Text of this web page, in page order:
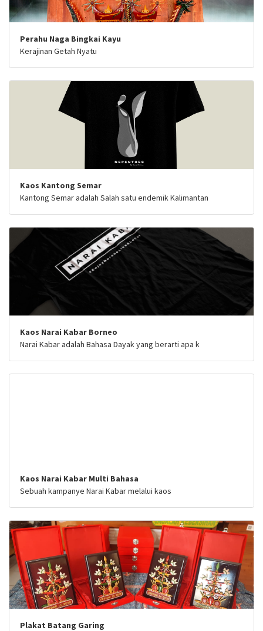
Perahu Naga Bingkai Kayu
Kerajinan Getah Nyatu
Kaos Kantong Semar
Kantong Semar adalah Salah satu endemik Kalimantan
Kaos Narai Kabar Borneo
Narai Kabar adalah Bahasa Dayak yang berarti apa k
Kaos Narai Kabar Multi Bahasa
Sebuah kampanye Narai Kabar melalui kaos
Plakat Batang Garing